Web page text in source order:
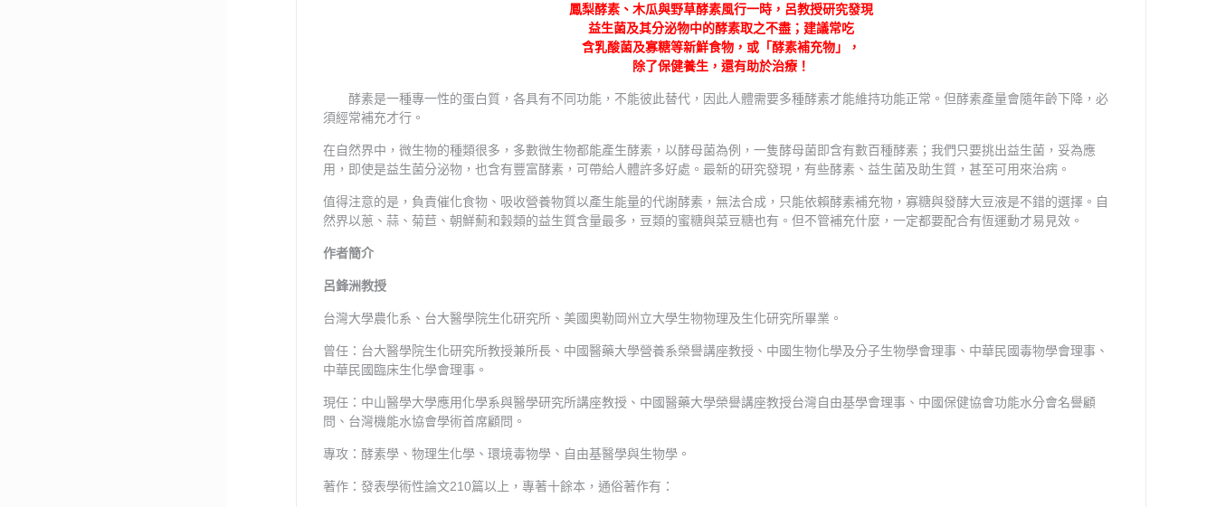
鳳梨酵素、木瓜與野草酵素風行一時，呂教授研究發現
益生菌及其分泌物中的酵素取之不盡；建議常吃
含乳酸菌及寡糖等新鮮食物，或「酵素補充物」，
除了保健養生，還有助於治療！
酵素是一種專一性的蛋白質，各具有不同功能，不能彼此替代，因此人體需要多種酵素才能維持功能正常。但酵素產量會隨年齡下降，必
須經常補充才行。
在自然界中，微生物的種類很多，多數微生物都能產生酵素，以酵母菌為例，一隻酵母菌即含有數百種酵素；我們只要挑出益生菌，妥為應
用，即使是益生菌分泌物，也含有豐富酵素，可帶給人體許多好處。最新的研究發現，有些酵素、益生菌及助生質，甚至可用來治病。
值得注意的是，負責催化食物、吸收營養物質以產生能量的代謝酵素，無法合成，只能依賴酵素補充物，寡糖與發酵大豆液是不錯的選擇。自
然界以蔥、蒜、菊苣、朝鮮薊和穀類的益生質含量最多，豆類的蜜糖與菜豆糖也有。但不管補充什麼，一定都要配合有恆運動才易見效。
作者簡介
呂鋒洲教授
台灣大學農化系、台大醫學院生化研究所、美國奧勒岡州立大學生物物理及生化研究所畢業。
曾任：台大醫學院生化研究所教授兼所長、中國醫藥大學營養系榮譽講座教授、中國生物化學及分子生物學會理事、中華民國毒物學會理事、
中華民國臨床生化學會理事。
現任：中山醫學大學應用化學系與醫學研究所講座教授、中國醫藥大學榮譽講座教授台灣自由基學會理事、中國保健協會功能水分會名譽顧
問、台灣機能水協會學術首席顧問。
專攻：酵素學、物理生化學、環境毒物學、自由基醫學與生物學。
著作：發表學術性論文210篇以上，專著十餘本，通俗著作有：